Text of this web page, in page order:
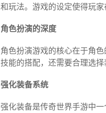
和玩法。游戏的设定使得玩
角色扮演的深度
角色扮演游戏的核心在于角
技能的搭配，还需要合理选
强化装备系统
强化装备是传奇世界手游中